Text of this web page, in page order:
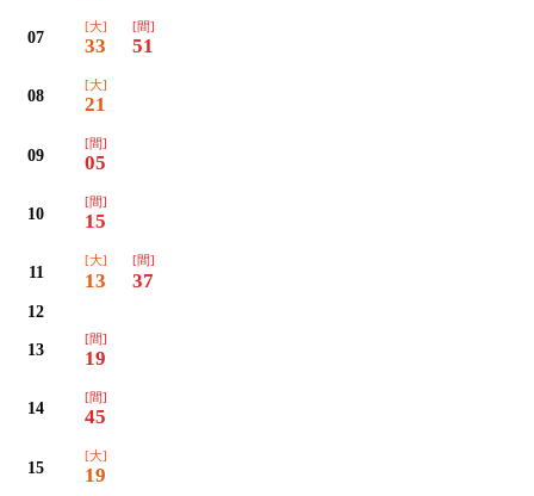
07
[大]
33
[間]
51
08
[大]
21
09
[間]
05
10
[間]
15
11
[大]
13
[間]
37
12
13
[間]
19
14
[間]
45
15
[大]
19